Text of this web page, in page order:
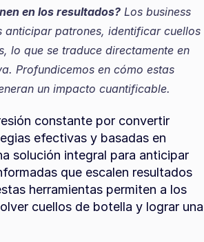
en los resultados? Los business
anticipar patrones, identificar cuellos
lo que se traduce directamente en
Profundicemos en cómo estas
un impacto cuantificable.
constante por convertir
efectivas y basadas en
solución integral para anticipar
que escalen resultados
herramientas permiten a los
cuellos de botella y lograr una